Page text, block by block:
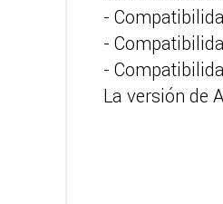
-
-
-
La versión de